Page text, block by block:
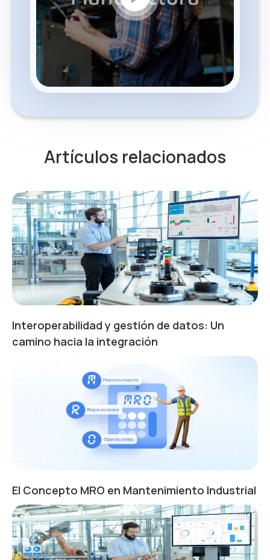
Artículos relacionados
Interoperabilidad y gestión de datos: Un
camino hacia la integración
El Concepto MRO en Mantenimiento Industrial